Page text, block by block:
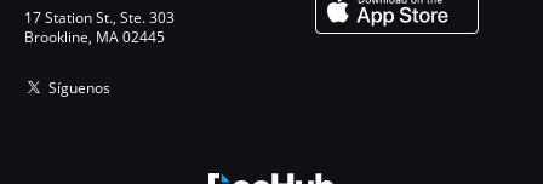
17 Station St., Ste. 303
Brookline, MA 02445
Síguenos